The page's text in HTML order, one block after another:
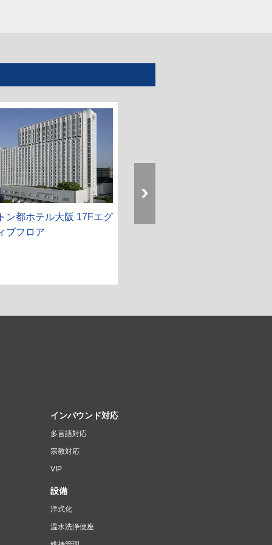
ン都ホテル大阪 17Fエグ
ブフロア
インバウンド対応
多言語対応
宗教対応
VIP
設備
洋式化
温水洗浄便座